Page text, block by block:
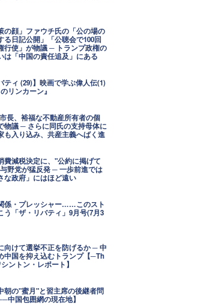
の顔」ファウチ氏の「公の場の
る日記公開」「公聴会で100回
行使」が物議 ─ トランプ政権の
は「中国の責任追及」にある
ティ (29)】映画で学ぶ偉人伝(1)
リンカーン』
長、裕福な不動産所有者の個
物議 ─ さらに同氏の支持母体に
も入り込み、共産主義へばく進
費減税決定に、"公約に掲げて
野党が猛反発 ─ 一歩前進では
な政府」にはほど遠い
係・プレッシャー……このスト
う「ザ・リバティ」9月号(7月3
向けて選挙不正を防げるか ─ 中
中国を抑え込むトランプ【─Th
ントン・レポート】
朝の"蜜月"と習主席の後継者問
中国包囲網の現在地】